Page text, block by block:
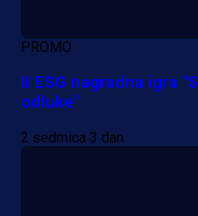
PROMO
II ESG nagradna igra
odluke"
2 sedmica 3 dan